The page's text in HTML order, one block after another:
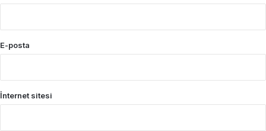
E-posta
İnternet sitesi